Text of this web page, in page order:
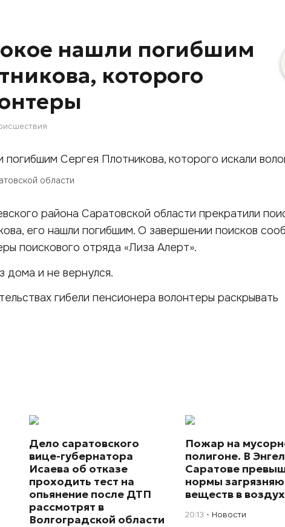
нашли погибшим
которого
области
района Саратовской области прекратили
его нашли погибшим. О завершении поисков
поискового отряда «Лиза Алерт».
дома и не вернулся.
гибели пенсионера волонтеры раскрывать
Дело саратовского
вице-губернатора
Исаева об отказе
проходить тест на
опьянение после ДТП
рассмотрят в
Волгоградской области
Пожар на
полигоне. В
Саратове
нормы
веществ в
20:13 Новости